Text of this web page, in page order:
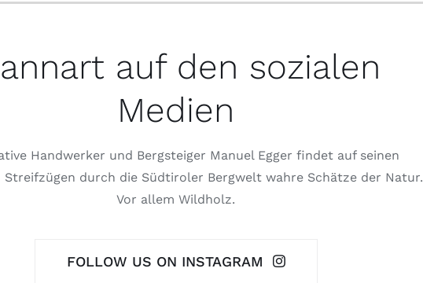
auf den sozialen
Medien
Handwerker und Bergsteiger Manuel Egger findet auf seinen
Streifzügen durch die Südtiroler Bergwelt wahre Schätze der Natur.
Vor allem Wildholz.
FOLLOW US ON INSTAGRAM